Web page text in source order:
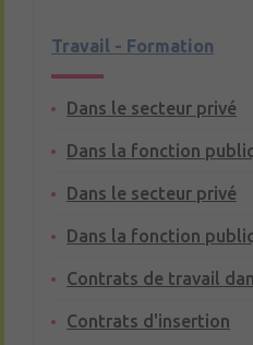
Travail - Formation
Dans le secteur privé
Dans la fonction
Dans le secteur privé
Dans la fonction
Contrats de travail
Contrats d'insertion